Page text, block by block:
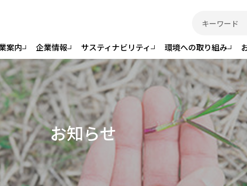
案内 企業情報 サスティナビリティ 環境への取り組み
お知らせ